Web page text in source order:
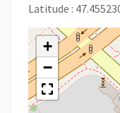
Latitude :
+
−